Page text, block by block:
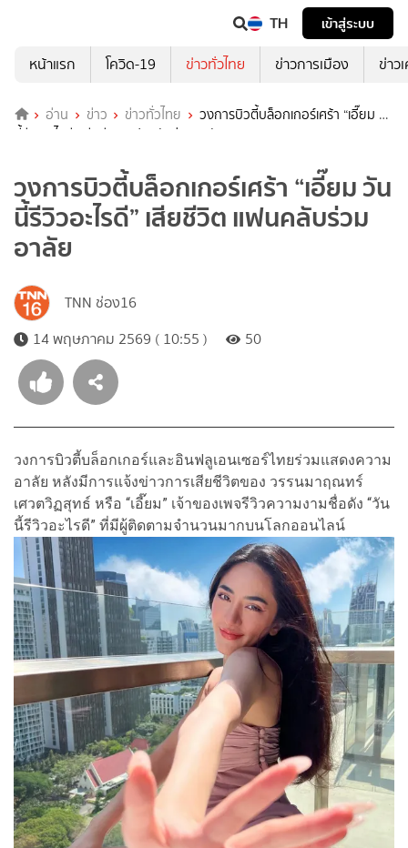
TH
เข้าสู่ระบบ
หน้าแรก
โควิด-19 ข่าวทั่วไทย ข่าวการเมือง ข่าว
อ่าน ข่าว ข่าวทั่วไทย
วงการบิวตี้บล็อกเกอร์เศร้า “เอี๊ยม วัน
นี้รีวิวอะไรดี” เสียชีวิต แฟนคลับร่วมอาลัย
วงการบิวตี้บล็อกเกอร์เศร้า “เอี๊ยม วัน
นี้รีวิวอะไรดี” เสียชีวิต แฟนคลับร่วม
อาลัย
TNN ช่อง16
14 พฤษภาคม 2569 ( 10:55 )
50
วงการบิวตี้บล็อกเกอร์และอินฟลูเอนเซอร์ไทยร่วมแสดงความ
อาลัย หลังมีการแจ้งข่าวการเสียชีวิตของ วรรนมาฤณทร์
เศวตวิฏสุทธ์ หรือ “เอี๊ยม” เจ้าของเพจรีวิวความงามชื่อดัง “วัน
นี้รีวิวอะไรดี” ที่มีผู้ติดตามจำนวนมากบนโลกออนไลน์